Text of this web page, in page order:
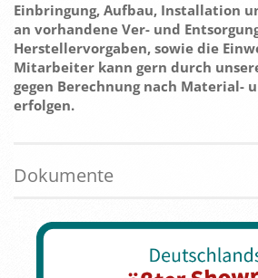
Einbringung, Aufbau, Installation
an vorhandene Ver- und
Herstellervorgaben, sowie die
Mitarbeiter kann gern durch
gegen Berechnung nach Material-
erfolgen.
Dokumente